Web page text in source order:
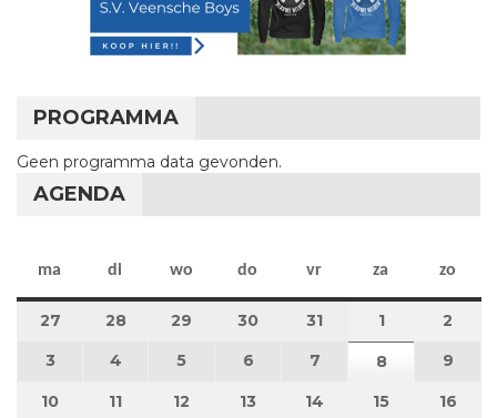
PROGRAMMA
Geen programma data gevonden.
AGENDA
ma maandag
di dinsdag
wo woensdag
do donderdag
vr vrijdag
za zaterdag
zo
27 27 juli 2026
28 28 juli 2026
29 29 juli 2026
30 30 juli 2026
31 31 juli 2026
11 augustus
2
3 3 augustus 2026
4 4 augustus 2026
5 5 augustus 2026
6 6 augustus 2026
7 7 augustus 2026
88 augustus
9
10 10 augustus 2026
11 11 augustus 2026
12 12 augustus 2026
13 13 augustus 2026
14 14 augustus 2026
15 15 16